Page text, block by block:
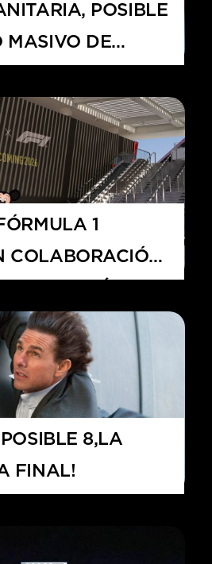
POSIBLE
MASIVO DE
1
COLABORACIÓN
8,LA
FINAL!